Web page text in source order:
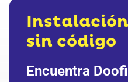
sin código
Encuentra